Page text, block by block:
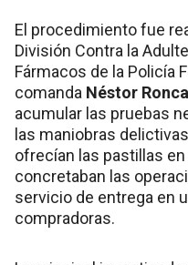
El procedimiento fue
División Contra la
Fármacos de la Policía
comanda Néstor
acumular las pruebas
las maniobras
ofrecían las pastillas
concretaban las
servicio de entrega en
compradoras.